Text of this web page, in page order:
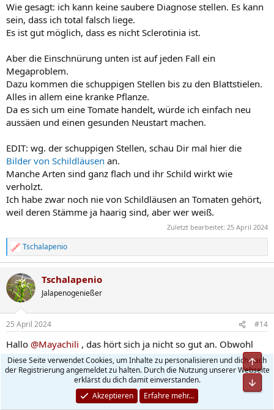
Wie gesagt: ich kann keine saubere Diagnose stellen. Es kann
sein, dass ich total falsch liege.
Es ist gut möglich, dass es nicht Sclerotinia ist.
Aber die Einschnürung unten ist auf jeden Fall ein
Megaproblem.
Dazu kommen die schuppigen Stellen bis zu den Blattstielen.
Alles in allem eine kranke Pflanze.
Da es sich um eine Tomate handelt, würde ich einfach neu
aussäen und einen gesunden Neustart machen.
EDIT: wg. der schuppigen Stellen, schau Dir mal hier die
Bilder von Schildläusen an.
Manche Arten sind ganz flach und ihr Schild wirkt wie
verholzt.
Ich habe zwar noch nie von Schildläusen an Tomaten gehört,
weil deren Stämme ja haarig sind, aber wer weiß.
Zuletzt bearbeitet: 25 April 2024
R
e
k
t
i
e
:
Tschalapenio
Tschalapenio
Jalapenogenießer
25 April 2024 #14
Hallo @Mayachili , das hört sich ja nicht so gut an. Obwohl
aus Platzgründen ein paar weniger Töpfe gar nicht schlecht
wären
Was ich als Laie nicht verstehe , dass dieses Problem wirklich
nur die gelbe Johannisbeere betrifft. (Okay 1 gelbe
Diese Seite verwendet Cookies, um Inhalte zu personalisieren und dich nach
der Registrierung angemeldet zu halten. Durch die Nutzung unserer Webseite
erklärst du dich damit einverstanden.
Akzeptieren
Erfahre mehr…